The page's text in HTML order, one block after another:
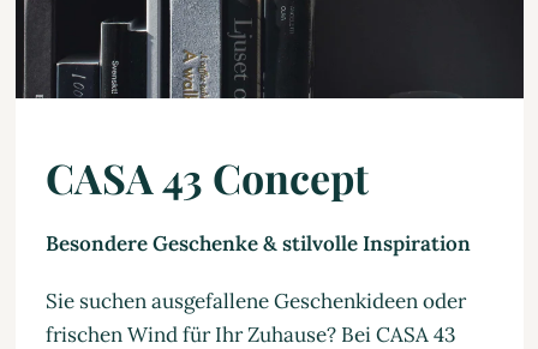
CASA 43 Concept
Besondere Geschenke & stilvolle Inspiration
Sie suchen ausgefallene Geschenkideen oder
frischen Wind für Ihr Zuhause? Bei CASA 43